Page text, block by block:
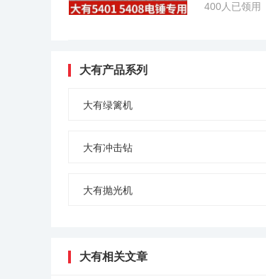
400人已领用
大有产品系列
大有绿篱机
大有冲击钻
大有抛光机
大有相关文章